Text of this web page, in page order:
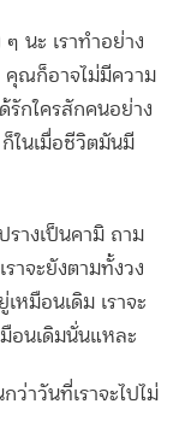
นะ เราทำอย่าง
คุณก็อาจไม่มีความ
รักใครสักคนอย่าง
ในเมื่อชีวิตมันมี
รางเป็นคามิ ถาม
าจะยังตามทั้งวง
หมือนเดิม เราจะ
อนเดิมนั่นแหละ
ว่าวันที่เราจะไปไม่